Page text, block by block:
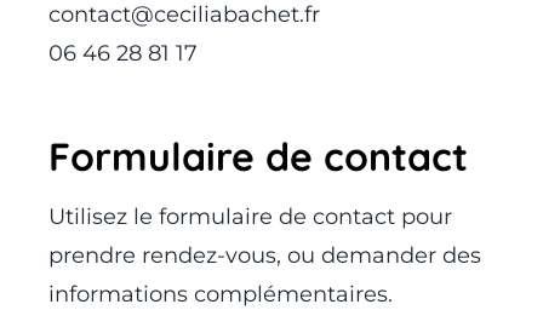
contact@ceciliabachet.fr
06 46 28 81 17
Formulaire de contact
Utilisez le formulaire de contact pour
prendre rendez-vous, ou demander des
informations complémentaires.